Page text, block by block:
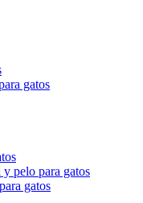
gatos
pelo para gatos
gatos